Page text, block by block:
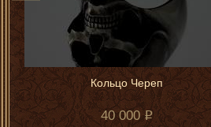
Кольцо Череп
40 000